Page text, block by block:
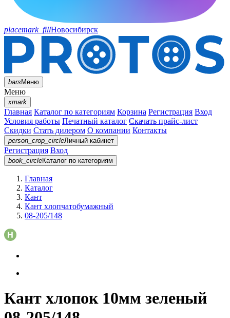
placemark_fillНовосибирск
barsМеню
Меню
xmark
Главная Каталог по категориям Корзина Регистрация Вход
Условия работы Печатный каталог Скачать прайс-лист
Скидки Стать дилером О компании Контакты
person_crop_circleЛичный кабинет
Регистрация Вход
book_circleКаталог по категориям
Главная
Каталог
Кант
Кант хлопчатобумажный
08-205/148
Кант хлопок 10мм зеленый